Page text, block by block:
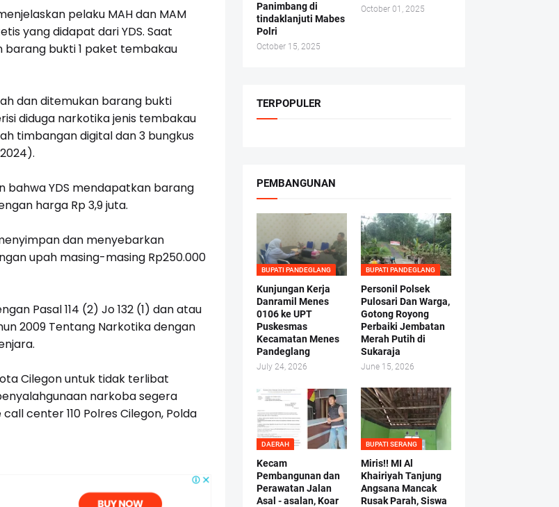
pelaku MAH dan MAM
yang didapat dari YDS. Saat
barang bukti 1 paket tembakau
dan ditemukan barang bukti
diduga narkotika jenis tembakau
timbangan digital dan 3 bungkus
bahwa YDS mendapatkan barang
harga Rp 3,9 juta.
dan menyebarkan
upah masing-masing Rp250.000
Pasal 114 (2) Jo 132 (1) dan atau
2009 Tentang Narkotika dengan
Cilegon untuk tidak terlibat
narkoba segera
center 110 Polres Cilegon, Polda
Panimbang di
tindaklanjuti Mabes
Polri
October 15, 2025
October 01, 2025
TERPOPULER
PEMBANGUNAN
BUPATI PANDEGLANG
Kunjungan Kerja
Danramil Menes
0106 ke UPT
Puskesmas
Kecamatan Menes
Pandeglang
July 24, 2026
BUPATI PANDEGLANG
Personil Polsek
Pulosari Dan Warga,
Gotong Royong
Perbaiki Jembatan
Merah Putih di
Sukaraja
June 15, 2026
DAERAH
Kecam
Pembangunan dan
Perawatan Jalan
Asal - asalan, Koar
BUPATI SERANG
Miris!! MI Al
Khairiyah Tanjung
Angsana Mancak
Rusak Parah, Siswa